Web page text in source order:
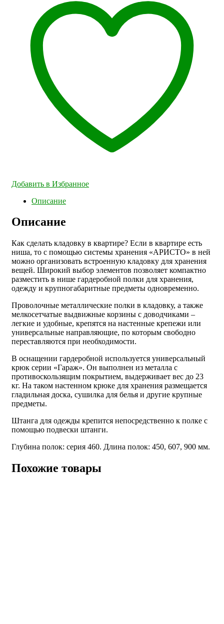
Добавить в Избранное
Описание
Описание
Как сделать кладовку в квартире? Если в квартире есть
ниша, то с помощью системы хранения «АРИСТО» в ней
можно организовать встроенную кладовку для хранения
вещей. Широкий выбор элементов позволяет компактно
разместить в нише гардеробной полки для хранения,
одежду и крупногабаритные предметы одновременно.
Проволочные металлические полки в кладовку, а также
мелкосетчатые выдвижные корзины с доводчиками –
легкие и удобные, крепятся на настенные крепежи или
универсальные направляющие, по которым свободно
переставляются при необходимости.
В оснащении гардеробной используется универсальный
крюк серии «Гараж». Он выполнен из металла с
противоскользящим покрытием, выдерживает вес до 23
кг. На таком настенном крюке для хранения размещается
гладильная доска, сушилка для белья и другие крупные
предметы.
Штанга для одежды крепится непосредственно к полке с
помощью подвески штанги.
Глубина полок: серия 460. Длина полок: 450, 607, 900 мм.
Похожие товары